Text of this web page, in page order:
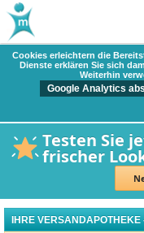
Cookies erleichtern die
Dienste erklären Sie sich
Weiterhin
Google Analytics
Testen Sie
frischer
IHRE VERSANDAPOTHEKE